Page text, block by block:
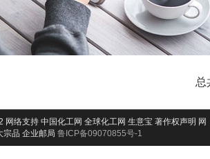
总
网络支持 中国化工网 全球化工网 生意宝 著作权声明 网
宗品 企业邮局 鲁ICP备09070855号-1